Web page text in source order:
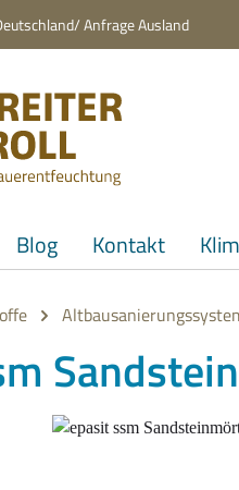
springen Anfrage Ausland
Blog Kontakt